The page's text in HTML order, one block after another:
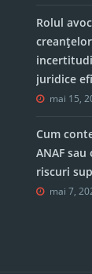
Rolul
juridice
mai 15,
Cum
ANAF
riscuri
mai 7,